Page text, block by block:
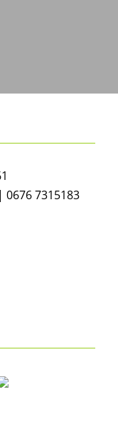
7315183